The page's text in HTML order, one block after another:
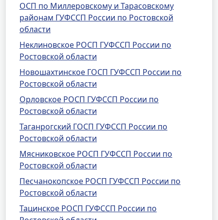
ОСП по Миллеровскому и Тарасовскому
районам ГУФССП России по Ростовской
области
Неклиновское РОСП ГУФССП России по
Ростовской области
Новошахтинское ГОСП ГУФССП России по
Ростовской области
Орловское РОСП ГУФССП России по
Ростовской области
Таганрогский ГОСП ГУФССП России по
Ростовской области
Мясниковское РОСП ГУФССП России по
Ростовской области
Песчанокопское РОСП ГУФССП России по
Ростовской области
Тацинское РОСП ГУФССП России по